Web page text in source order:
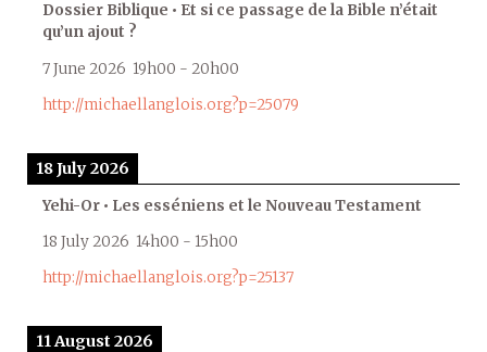
Dossier Biblique • Et si ce passage de la Bible n’était
qu’un ajout ?
7 June 2026 19h00 - 20h00
http://michaellanglois.org?p=25079
18 July 2026
Yehi-Or • Les esséniens et le Nouveau Testament
18 July 2026 14h00 - 15h00
http://michaellanglois.org?p=25137
11 August 2026